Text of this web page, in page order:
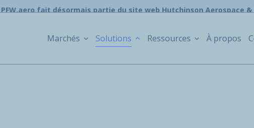
PFW.aero fait désormais partie du site web Hutchinson Aerospace &
Marchés Solutions Ressources À propos